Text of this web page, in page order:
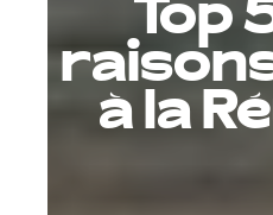
Top
à la